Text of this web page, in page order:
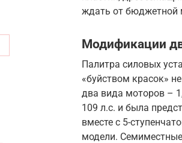
ждать от бюджетной
Модификации
Палитра силовых
«буйством красок»
два вида моторов –
109 л.с. и была
вместе с 5-
модели.